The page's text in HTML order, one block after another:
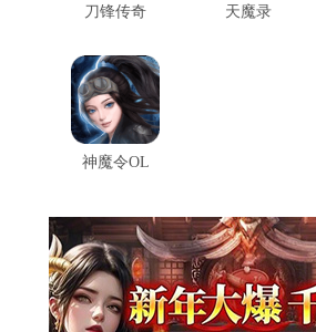
刀锋传奇 天魔录
神魔令OL
穿越火线云游戏最新
侧耳倾听官方版v1.1.5
机甲恐龙城市狂暴官